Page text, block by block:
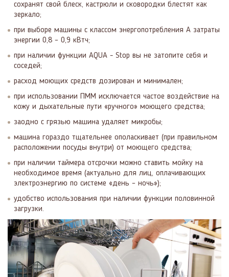
сохранят свой блеск, кастрюли и сковородки блестят как
зеркало;
при выборе машины с классом энергопотребления А затраты
энергии 0,8 – 0,9 кВтч;
при наличии функции AQUA - Stop вы не затопите себя и
соседей;
расход моющих средств дозирован и минимален;
при использовании ПММ исключается частое воздействие на
кожу и дыхательные пути «ручного» моющего средства;
заодно с грязью машина удаляет микробы;
машина гораздо тщательнее ополаскивает (при правильном
расположении посуды внутри) от моющего средства;
при наличии таймера отсрочки можно ставить мойку на
необходимое время (актуально для лиц, оплачивающих
электроэнергию по системе «день – ночь»);
удобство использования при наличии функции половинной
загрузки.